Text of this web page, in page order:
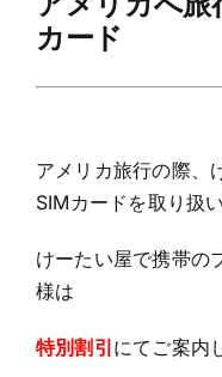
カード
アメリカ旅行の際、
SIMカードを取り扱
けーたい屋で携帯の
様は
特別割引 にてご案内